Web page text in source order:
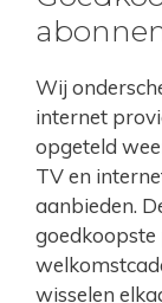
Wij
internet
opgeteld
TV en
aanbieden.
goedkoopste
wisselen